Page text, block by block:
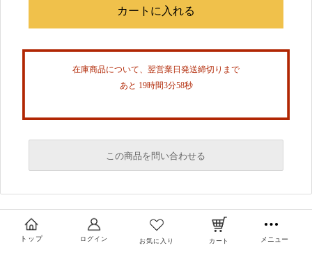
在庫商品について、翌営業日発送締切りまで
あと 19時間3分57秒
この商品を問い合わせる
トップ ログイン お気に入り カート メニュー